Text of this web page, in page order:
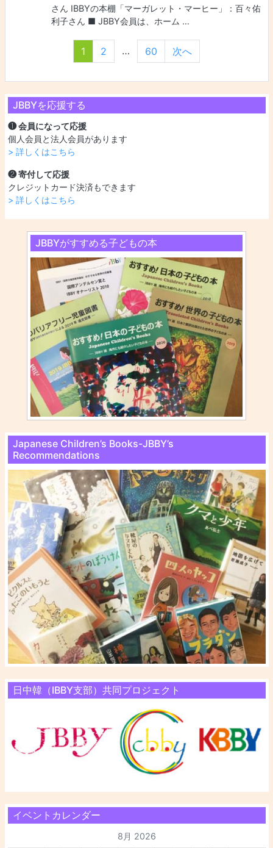
JBBYを応援する
❶ 会員になって応援
個人会員と法人会員があります
> 詳しくはこちら
❷ 寄付して応援
クレジットカード決済もできます
> 詳しくはこちら
JBBYがすすめる子どもの本
Japanese Children’s Books-JBBY’s
Recommendations
日中韓（IBBY支部）共同プロジェクト
イベントカレンダー
8月 2026
さん IBBYの本棚「マーガレット・マーヒー」：百々佑
利子さん ■ JBBY会員は、ホーム …
投稿ナビゲーシ
1 2 … 60 次へ